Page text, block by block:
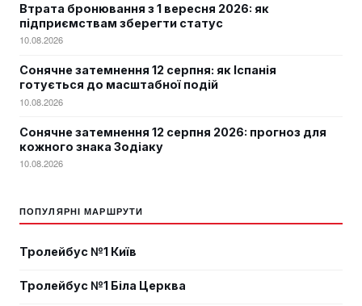
Втрата бронювання з 1 вересня 2026: як
підприємствам зберегти статус
10.08.2026
Сонячне затемнення 12 серпня: як Іспанія
готується до масштабної подій
10.08.2026
Сонячне затемнення 12 серпня 2026: прогноз для
кожного знака Зодіаку
10.08.2026
ПОПУЛЯРНІ МАРШРУТИ
Тролейбус №1 Київ
Тролейбус №1 Біла Церква